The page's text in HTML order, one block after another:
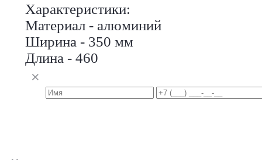
Характеристики:
Материал - алюминий
Ширина - 350 мм
Длина - 460